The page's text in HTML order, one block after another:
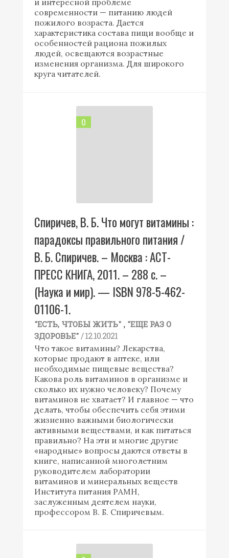
и интересной проблеме
современности — питанию людей
пожилого возраста. Дается
характеристика состава пищи вообще и
особенностей рациона пожилых
людей, освещаются возрастные
изменения организма. Для широкого
круга читателей.
0
Спиричев, В. Б. Что могут витамины :
парадоксы правильного питания /
В. Б. Спиричев. – Москва : АСТ-
ПРЕСС КНИГА, 2011. – 288 с. –
(Наука и мир). — ISBN 978-5-462-
01106-1.
"ЕСТЬ, ЧТОБЫ ЖИТЬ" , "ЕЩЕ РАЗ О
ЗДОРОВЬЕ" / 12.10.2021
Что такое витамины? Лекарства,
которые продают в аптеке, или
необходимые пищевые вещества?
Какова роль витаминов в организме и
сколько их нужно человеку? Почему
витаминов не хватает? И главное — что
делать, чтобы обеспечить себя этими
жизненно важными биологически
активными веществами, и как питаться
правильно? На эти и многие другие
«народные» вопросы даются ответы в
книге, написанной многолетним
руководителем лаборатории
витаминов и минеральных веществ
Института питания РАМН,
заслуженным деятелем науки,
профессором В. Б. Спиричевым.